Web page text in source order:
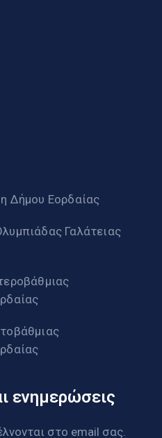
Δήμου Εορδαίας
Γαλάτειας
ενημερώσεις
στο email σας.